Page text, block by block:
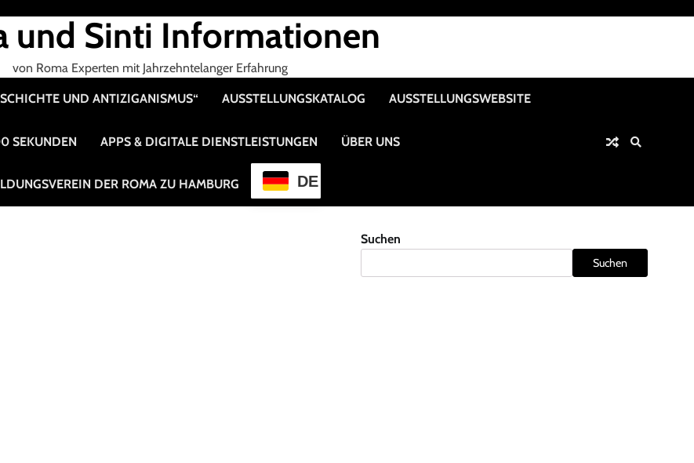
und Sinti Informationen
von Roma Experten mit Jahrzehntelanger Erfahrung
UND ANTIZIGANISMUS“ AUSSTELLUNGSKATALOG AUSSTELLUNGSWEBSITE
SEKUNDEN APPS & DIGITALE DIENSTLEISTUNGEN ÜBER UNS
DER ROMA ZU HAMBURG DE
Suchen
Suchen